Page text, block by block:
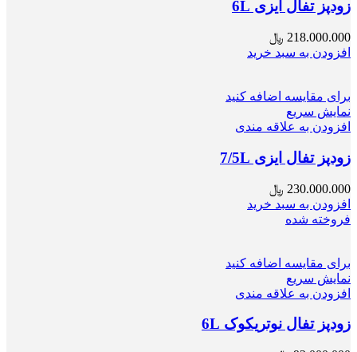
زودپز تفال ایزی 6L
218.000.000 ﷼
افزودن به سبد خرید
برای مقایسه اضافه کنید
نمایش سریع
افزودن به علاقه مندی
زودپز تفال ایزی 7/5L
230.000.000 ﷼
افزودن به سبد خرید
فروخته شده
برای مقایسه اضافه کنید
نمایش سریع
افزودن به علاقه مندی
زودپز تفال نوتریکوک 6L